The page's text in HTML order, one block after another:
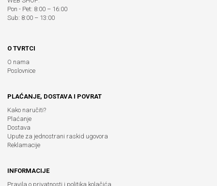
Pon - Pet: 8:00 – 16:00
Sub: 8:00 – 13:00
O TVRTCI
O nama
Poslovnice
PLAĆANJE, DOSTAVA I POVRAT
Kako naručiti?
Plaćanje
Dostava
Upute za jednostrani raskid ugovora
Reklamacije
INFORMACIJE
Pravila o privatnosti i politika kolačića